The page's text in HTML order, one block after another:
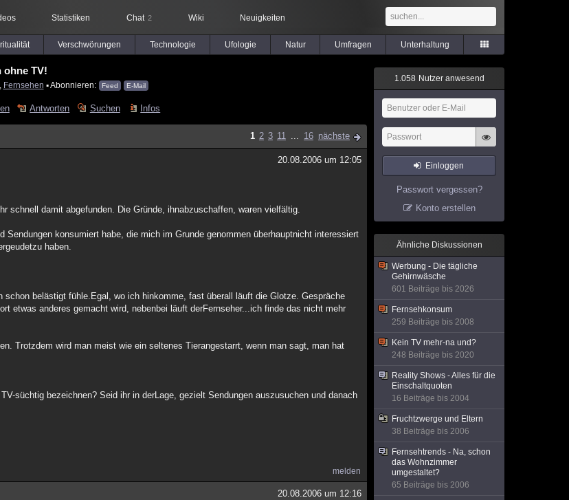
Statistiken Chat 2 Wiki Neuigkeiten
Verschwörungen Technologie Ufologie Natur Umfragen Unterhaltung
ohne TV!
Fernsehen ▪ Abonnieren: Feed E-Mail
Antworten Suchen Infos
1 2 3 11 ... 16 nächste
20.08.2006 um 12:05
schnell damit abgefunden. Die Gründe, ihnabzuschaffen, waren vielfältig.
Sendungen konsumiert habe, die mich im Grunde genommen überhauptnicht interessiert
haben.
belästigt fühle.Egal, wo ich hinkomme, fast überall läuft die Glotze. Gespräche
etwas anderes gemacht wird, nebenbei läuft derFernseher...ich finde das nicht mehr
Trotzdem wird man meist wie ein seltenes Tierangestarrt, wenn man sagt, man hat
süchtig bezeichnen? Seid ihr in derLage, gezielt Sendungen auszusuchen und danach
melden
20.08.2006 um 12:16
1.058 Nutzer anwesend
Einloggen
Passwort vergessen?
Konto erstellen
Ähnliche Diskussionen
Werbung - Die tägliche
Gehirnwäsche
601 Beiträge bis 2026
Fernsehkonsum
259 Beiträge bis 2008
Kein TV mehr-na und?
248 Beiträge bis 2020
Reality Shows - Alles für die
Einschaltquoten
16 Beiträge bis 2004
Fruchtzwerge und Eltern
38 Beiträge bis 2006
Fernsehtrends - Na, schon
das Wohnzimmer
umgestaltet?
65 Beiträge bis 2006